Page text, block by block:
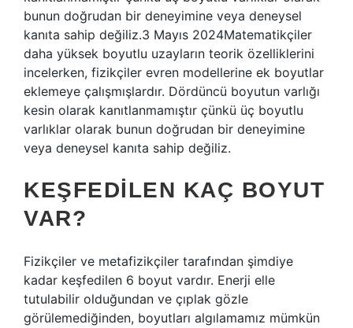
bunun doğrudan bir deneyimine veya deneysel
kanıta sahip değiliz.3 Mayıs 2024Matematikçiler
daha yüksek boyutlu uzayların teorik özelliklerini
incelerken, fizikçiler evren modellerine ek boyutlar
eklemeye çalışmışlardır. Dördüncü boyutun varlığı
kesin olarak kanıtlanmamıştır çünkü üç boyutlu
varlıklar olarak bunun doğrudan bir deneyimine
veya deneysel kanıta sahip değiliz.
KEŞFEDILEN KAÇ BOYUT
VAR?
Fizikçiler ve metafizikçiler tarafından şimdiye
kadar keşfedilen 6 boyut vardır. Enerji elle
tutulabilir olduğundan ve çıplak gözle
görülemediğinden, boyutları algılamamız mümkün